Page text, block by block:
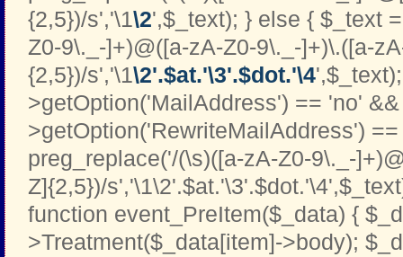
{2,5})/s','\1\2',$_text); } else { $_text
Z0-9\._-]+)@([a-zA-Z0-9\._-]+)\.([a-
{2,5})/s','\1\2'.$at.'\3'.$dot.'\4
>getOption('MailAddress') == 'no'
>getOption('RewriteMailAddress')
preg_replace('/(\s)([a-zA-Z0-9\._-
Z]{2,5})/
function event_PreItem($_data) {
>Treatment($_data[item]->body);